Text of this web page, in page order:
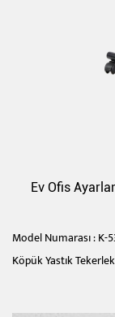
Ev Ofis
Model Numarası : K-
Köpük Yastık